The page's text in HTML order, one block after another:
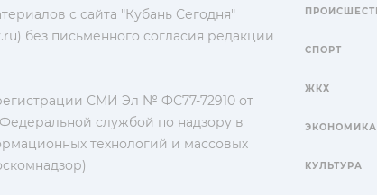
с сайта "Кубань Сегодня"
без письменного согласия редакции
СМИ Эл № ФС77-72910 от
Федеральной службой по надзору в
технологий и массовых
СПОРТ
ЖКХ
ЭКОНОМИКА
КУЛЬТУРА